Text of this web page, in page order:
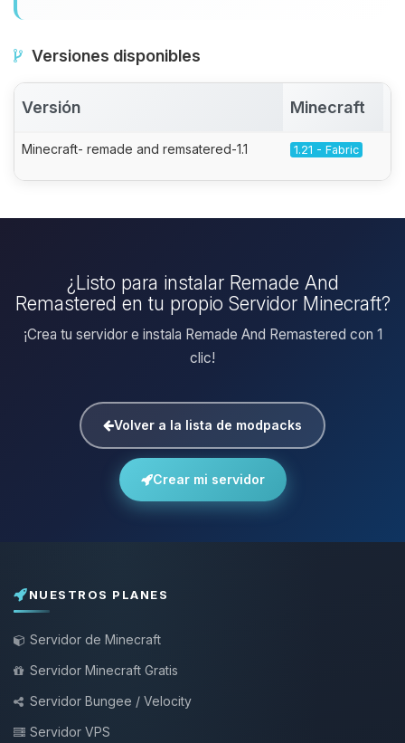
Versiones disponibles
Versión Minecraft
Minecraft- remade and remsatered-1.1 1.21 - Fabric
¿Listo para instalar Remade And
Remastered en tu propio Servidor Minecraft?
¡Crea tu servidor e instala Remade And Remastered con 1
clic!
Volver a la lista de modpacks
Crear mi servidor
NUESTROS PLANES
Servidor de Minecraft
Servidor Minecraft Gratis
Servidor Bungee / Velocity
Servidor VPS